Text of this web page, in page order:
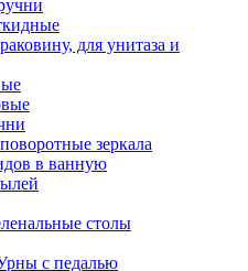
для унитаза и
зеркала
в ванную
столы
с педалью